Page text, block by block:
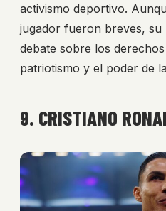
activismo deportivo.
jugador fueron breves,
debate sobre los
patriotismo y el poder de
9. CRISTIANO